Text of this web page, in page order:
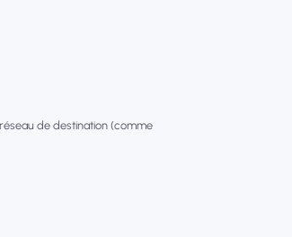
de destination (comme